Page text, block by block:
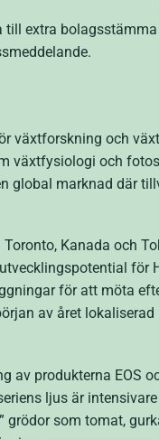
extra
växtforskning och
växtfysiologi och
global marknad där
Kanada och
för
för att möta
av året
av produkterna EOS
ljus är
som tomat,